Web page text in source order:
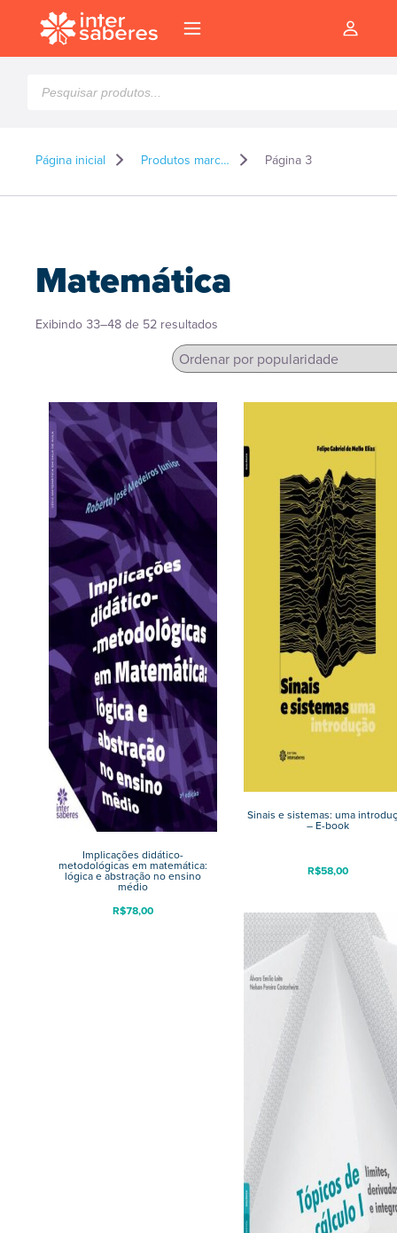
produtos
Página inicial Produtos marcados como “Matemática” Página 3
Matemática
Exibindo 33–48 de 52 resultados
popularidade
Implicações didático-
metodológicas em matemática:
lógica e abstração no ensino
médio
R$78,00
Sinais e sistemas: uma
– E-book
R$58,00